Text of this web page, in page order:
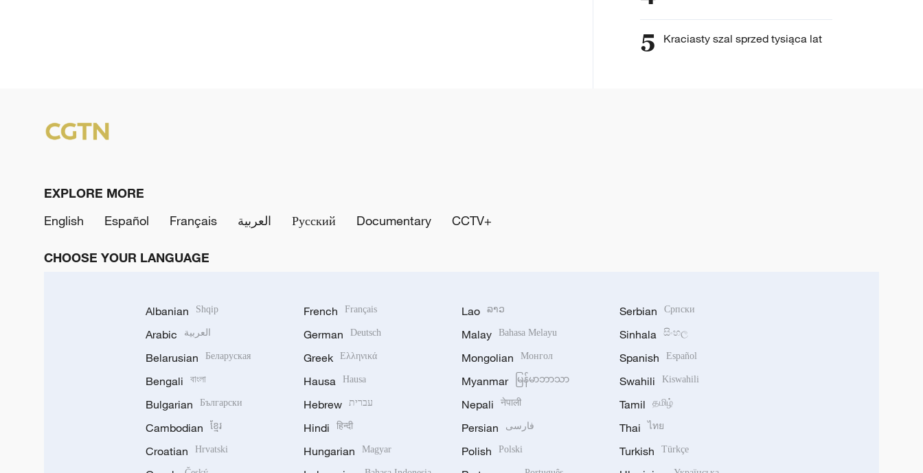
5 Kraciasty szal sprzed tysiąca lat
EXPLORE MORE
English
Español Français العربية Русский Documentary CCTV+
CHOOSE YOUR LANGUAGE
Albanian Shqip
Arabic العربية
Belarusian Беларуская
Bengali বাংলা
Bulgarian Български
Cambodian ខ្មែរ
Croatian Hrvatski
French Français
German Deutsch
Greek Ελληνικά
Hausa Hausa
Hebrew עברית
Hindi हिन्दी
Hungarian Magyar
Lao ລາວ
Malay Bahasa Melayu
Mongolian Монгол
Myanmar မြန်မာဘာသာ
Nepali नेपाली
Persian فارسی
Polish Polski
Serbian Српски
Sinhala සිංහල
Spanish Español
Swahili Kiswahili
Tamil தமிழ்
Thai ไทย
Turkish Türkçe